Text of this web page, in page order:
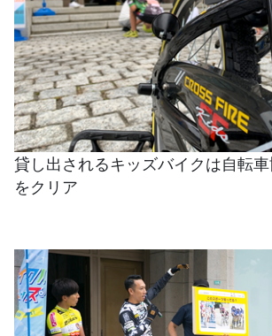
貸し出されるキッズバイクは自転
をクリア